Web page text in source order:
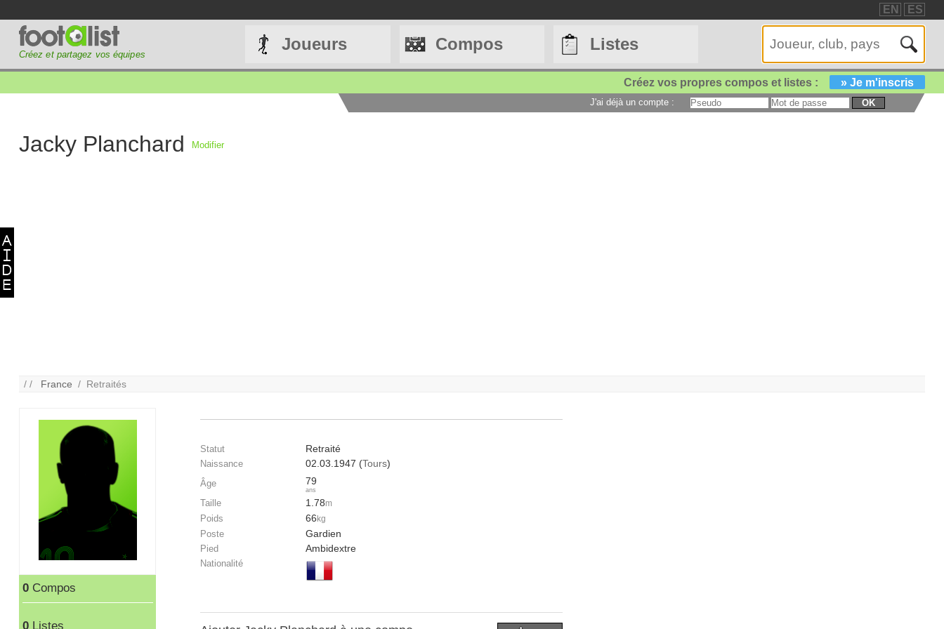
EN ES
Créez et partagez vos équipes
Joueurs Compos Listes
Créez vos propres compos et listes : » Je m'inscris
J'ai déjà un compte : OK
Jacky Planchard Modifier
/ / France / Retraités
0Compos
0Listes
Statut Retraité
Naissance 02.03.1947 (Tours)
Âge 79
ans
Taille 1.78m
Poids 66 kg
Poste Gardien
Pied Ambidextre
Nationalité